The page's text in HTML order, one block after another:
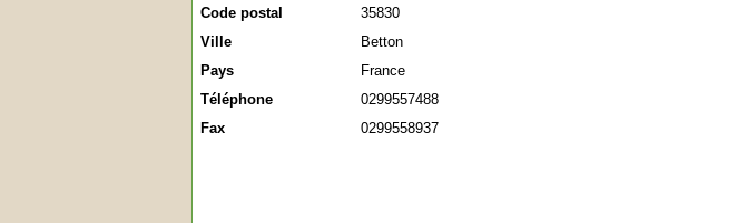
Code postal
35830
Ville
Betton
Pays
France
Téléphone
0299557488
Fax
0299558937